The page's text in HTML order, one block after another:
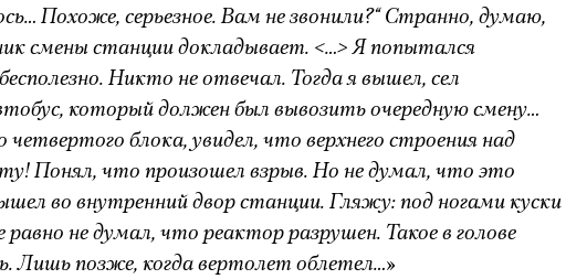
Похоже, серьезное. Вам не звонили?“ Странно, думаю,
смены станции докладывает. <…> Я попытался
Никто не отвечал. Тогда я вышел, сел
который должен был вывозить очередную смену…
блока, увидел, что верхнего строения над
Понял, что произошел взрыв. Но не думал, что это
во внутренний двор станции. Гляжу: под ногами куски
не думал, что реактор разрушен. Такое в голове
Лишь позже, когда вертолет облетел…»